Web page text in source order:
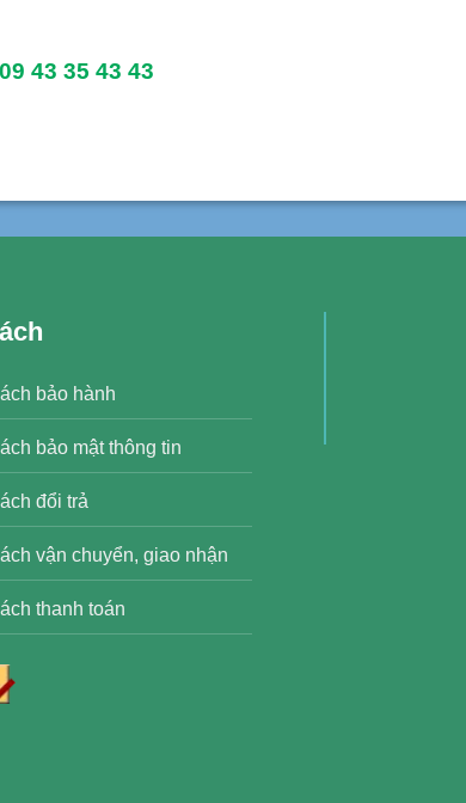
43 35 43 43
bảo hành
bảo mật thông tin
đổi trả
vận chuyển, giao nhận
thanh toán